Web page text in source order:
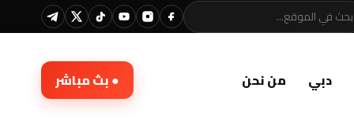
دبي من نحن ● بث مباشر